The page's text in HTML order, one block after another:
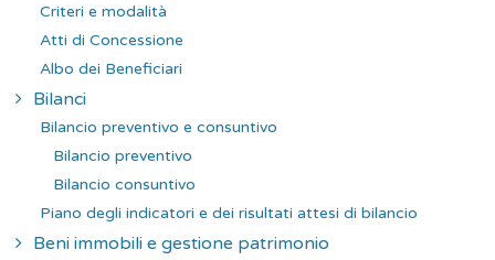
Criteri e modalità
Atti di Concessione
Albo dei Beneficiari
Bilanci
Bilancio preventivo e consuntivo
Bilancio preventivo
Bilancio consuntivo
Piano degli indicatori e dei risultati attesi di bilancio
Beni immobili e gestione patrimonio